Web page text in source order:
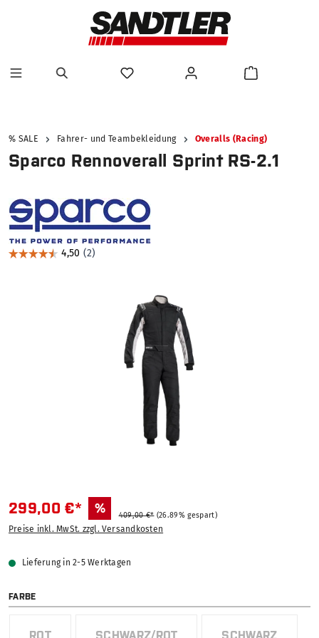
% SALE Fahrer- und Teambekleidung Overalls (Racing)
Sparco Rennoverall Sprint RS-2.1
299,00 €* % 409,00 €* (26.89% gespart)
Preise inkl. MwSt. zzgl. Versandkosten
Lieferung in 2-5 Werktagen
FARBEAUSWÄHLEN
ROT SCHWARZ/ROT SCHWARZ